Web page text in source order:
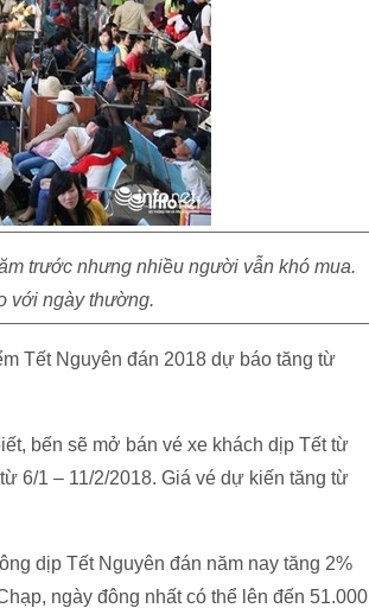
trước nhưng nhiều người vẫn khó mua.
với ngày thường.
Tết Nguyên đán 2018 dự báo tăng từ
bến sẽ mở bán vé xe khách dịp Tết từ
6/1 – 11/2/2018. Giá vé dự kiến tăng từ
dịp Tết Nguyên đán năm nay tăng 2%
ngày đông nhất có thể lên đến 51.000